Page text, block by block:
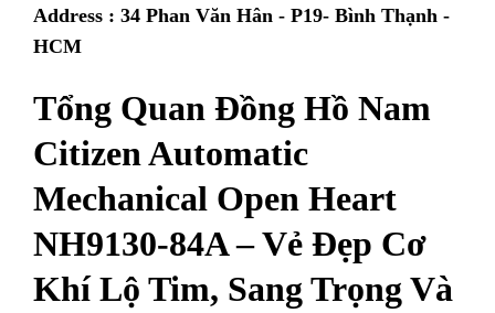
Address : 34 Phan Văn Hân - P19- Bình Thạnh -
HCM
Tổng Quan Đồng Hồ Nam
Citizen Automatic
Mechanical Open Heart
NH9130-84A – Vẻ Đẹp Cơ
Khí Lộ Tim, Sang Trọng Và